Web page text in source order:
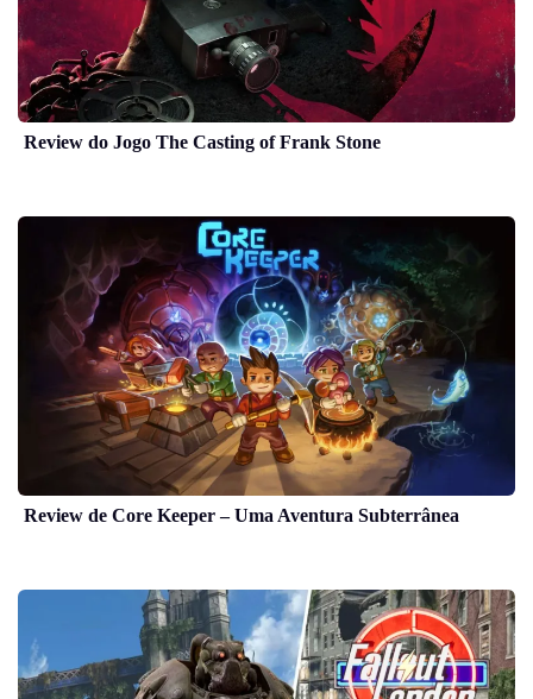
Review do Jogo The Casting of Frank Stone
Review de Core Keeper – Uma Aventura Subterrânea